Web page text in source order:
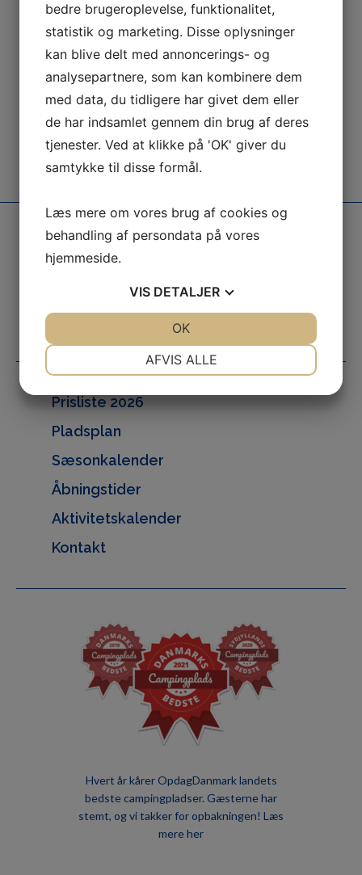
Mere end 1.000
Mange aktiviteter
Beliggende
I smuk natur
Vi garanterer
info@gammelbro.dk
Gammelbrovej 62,
DK-6100 Haderslev
Prisliste 2026
Pladsplan
Sæsonkalender
Åbningstider
Aktivitetskalender
Kontakt
Hvert år kårer OpdagDanmark landets
bedste campingpladser. Gæsterne har
stemt, og vi takker for opbakningen! Læs
mere her
bedre brugeroplevelse, funktionalitet,
statistik og marketing. Disse oplysninger
kan blive delt med annoncerings- og
analysepartnere, som kan kombinere dem
med data, du tidligere har givet dem eller
de har indsamlet gennem din brug af deres
tjenester. Ved at klikke på 'OK' giver du
samtykke til disse formål.
Læs mere om vores brug af cookies og
behandling af persondata på vores
hjemmeside.
VIS DETALJER
MARKETING
AFVIS ALLE
OK